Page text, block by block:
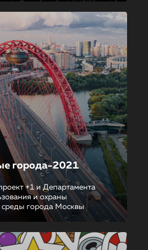
города-2021
+1 и Департамента
и охраны
города Москвы